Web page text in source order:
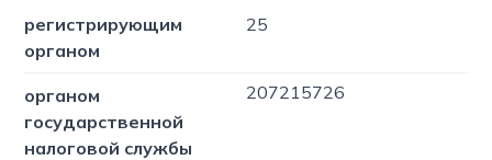
регистрирующим
органом
25
органом
государственной
налоговой службы
207215726